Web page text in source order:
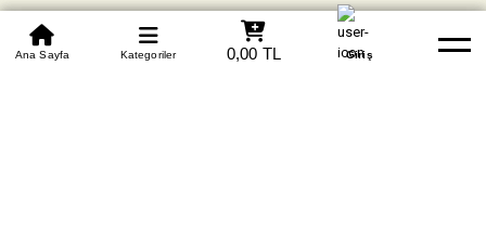
0850 305 09 70
Beden Tablosu Banka Hesapları Whatsapp Yardım
Ana Sayfa Kategoriler 0,00 TL Giriş